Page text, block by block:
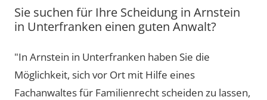
Sie suchen für Ihre Scheidung in Arnstein
in Unterfranken einen guten Anwalt?
"In Arnstein in Unterfranken haben Sie die
Möglichkeit, sich vor Ort mit Hilfe eines
Fachanwaltes für Familienrecht scheiden zu lassen,